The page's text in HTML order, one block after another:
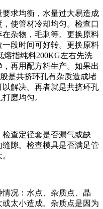
求均衡，水量过大易造成
使管材冷却均匀。检查口
杂物，毛刺等。更换原料
段时间可好转。更换原料
熔指纯料200KG左右先洗
再用配方料生产。如果出
是共挤环孔有杂质造成堵
解决。再者就是共挤环孔
磨均匀。
查定径套是否漏气或缺
隙。检查模具是否满足管
况：水点、杂质点、晶
太小造成。杂质点是因为